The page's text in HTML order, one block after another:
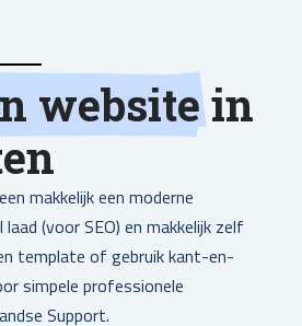
website in
makkelijk een moderne
(voor SEO) en makkelijk zelf
template of gebruik kant-en-
simpele professionele
Support.